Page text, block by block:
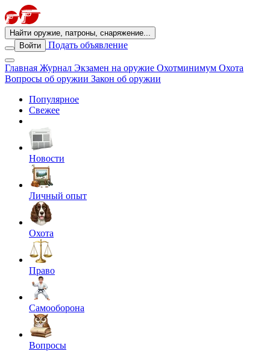
Найти оружие, патроны, снаряжение...
Войти
Подать объявление
Главная Журнал Экзамен на оружие Охотминимум Охота
Вопросы об оружии Закон об оружии
Популярное
Свежее
Новости
Личный опыт
Охота
Право
Самооборона
Вопросы